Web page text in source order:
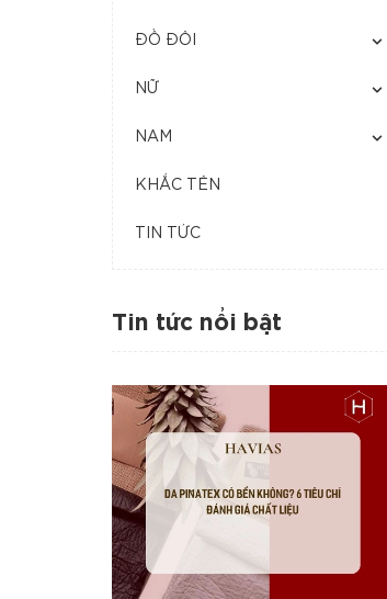
ĐỒ ĐÔI
NỮ
NAM
KHẮC TÊN
TIN TỨC
Tin tức nổi bật